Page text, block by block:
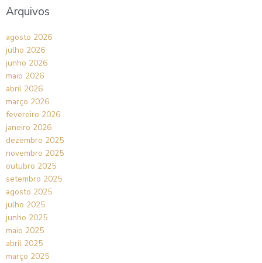
Arquivos
agosto 2026
julho 2026
junho 2026
maio 2026
abril 2026
março 2026
fevereiro 2026
janeiro 2026
dezembro 2025
novembro 2025
outubro 2025
setembro 2025
agosto 2025
julho 2025
junho 2025
maio 2025
abril 2025
março 2025